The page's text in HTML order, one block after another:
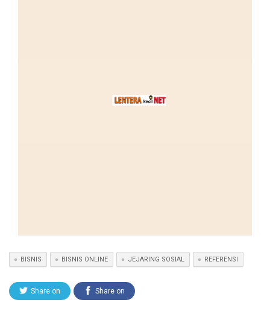
BISNIS BISNIS ONLINE JEJARING SOSIAL REFERENSI
Share on Share on